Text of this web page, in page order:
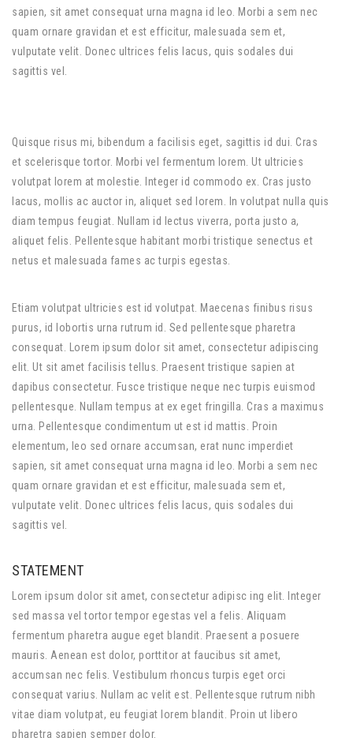
sapien, sit amet consequat urna magna id leo. Morbi a sem nec
quam ornare gravidan et est efficitur, malesuada sem et,
vulputate velit. Donec ultrices felis lacus, quis sodales dui
sagittis vel.
Quisque risus mi, bibendum a facilisis eget, sagittis id dui. Cras
et scelerisque tortor. Morbi vel fermentum lorem. Ut ultricies
volutpat lorem at molestie. Integer id commodo ex. Cras justo
lacus, mollis ac auctor in, aliquet sed lorem. In volutpat nulla quis
diam tempus feugiat. Nullam id lectus viverra, porta justo a,
aliquet felis. Pellentesque habitant morbi tristique senectus et
netus et malesuada fames ac turpis egestas.
Etiam volutpat ultricies est id volutpat. Maecenas finibus risus
purus, id lobortis urna rutrum id. Sed pellentesque pharetra
consequat. Lorem ipsum dolor sit amet, consectetur adipiscing
elit. Ut sit amet facilisis tellus. Praesent tristique sapien at
dapibus consectetur. Fusce tristique neque nec turpis euismod
pellentesque. Nullam tempus at ex eget fringilla. Cras a maximus
urna. Pellentesque condimentum ut est id mattis. Proin
elementum, leo sed ornare accumsan, erat nunc imperdiet
sapien, sit amet consequat urna magna id leo. Morbi a sem nec
quam ornare gravidan et est efficitur, malesuada sem et,
vulputate velit. Donec ultrices felis lacus, quis sodales dui
sagittis vel.
STATEMENT
Lorem ipsum dolor sit amet, consectetur adipisc ing elit. Integer
sed massa vel tortor tempor egestas vel a felis. Aliquam
fermentum pharetra augue eget blandit. Praesent a posuere
mauris. Aenean est dolor, porttitor at faucibus sit amet,
accumsan nec felis. Vestibulum rhoncus turpis eget orci
consequat varius. Nullam ac velit est. Pellentesque rutrum nibh
vitae diam volutpat, eu feugiat lorem blandit. Proin ut libero
pharetra sapien semper dolor.